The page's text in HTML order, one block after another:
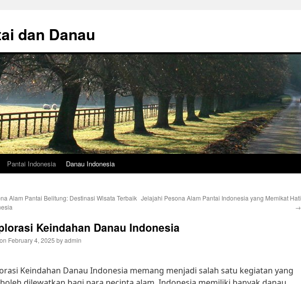
dan Danau
Pantai Indonesia Danau Indonesia
Alam Pantai Belitung: Destinasi Wisata Terbaik Jelajahi Pesona Alam Pantai Indonesia yang Memikat Hati
→
Keindahan Danau Indonesia
February 4, 2025 byadmin
Keindahan Danau Indonesia memang menjadi salah satu kegiatan yang